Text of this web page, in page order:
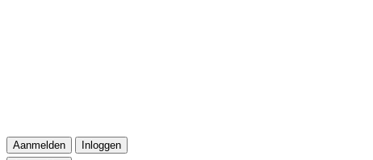
Aanmelden
Inloggen